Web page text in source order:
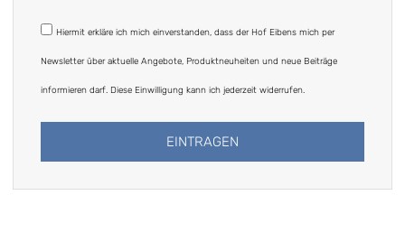
DSGVO
Hiermit erkläre ich mich einverstanden, dass der Hof Eibens mich per
Newsletter über aktuelle Angebote, Produktneuheiten und neue Beiträge
informieren darf. Diese Einwilligung kann ich jederzeit widerrufen.
EINTRAGEN